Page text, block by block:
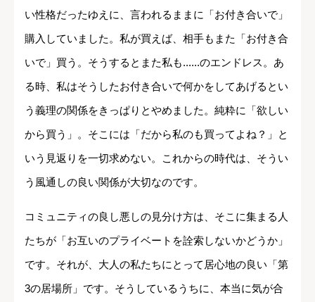
い性格だったゆえに、言われるままに「お付き合いで」
購入していました。私が買えば、相手もまた「お付き合
いで」買う。そうするとまた私も......のエンドレス。あ
る時、私はそうしたお付き合いで何かをしてあげるとい
う義理の関係をきっぱりとやめました。純粋に「欲しい
から買う」。そこには「だから私のも買ってよね？」と
いう見返りを一切求めない。これからの時代は、そうい
う風通しの良い関係が大切なのです。
コミュニティの良し悪しの見分け方は、そこに集まる人
たちが「お互いのプライベートを詮索しないかどうか」
です。それが、大人の私たちにとって居心地の良い「第
3の居場所」です。そうしているうちに、本当に気が合